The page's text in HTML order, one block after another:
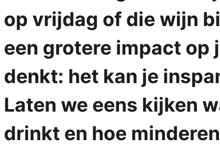
op vrijdag of die wijn
een grotere impact op
denkt: het kan je
Laten we eens kijken
drinkt en hoe